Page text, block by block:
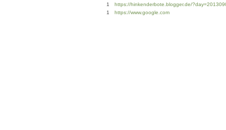
1
https://hinkenderbote.blogger.de/
1
https://www.google.com